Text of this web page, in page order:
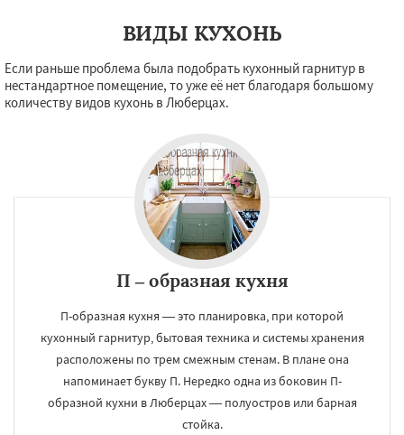
ВИДЫ КУХОНЬ
Если раньше проблема была подобрать кухонный гарнитур в
нестандартное помещение, то уже её нет благодаря большому
количеству видов кухонь в Люберцах.
П – образная кухня
П-образная кухня — это планировка, при которой
кухонный гарнитур, бытовая техника и системы хранения
расположены по трем смежным стенам. В плане она
напоминает букву П. Нередко одна из боковин П-
образной кухни в Люберцах — полуостров или барная
стойка.